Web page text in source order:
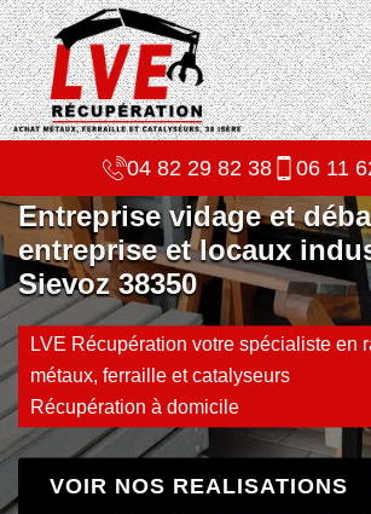
04 82 29 82 38 06 11
Entreprise vidage et
entreprise et locaux
Sievoz 38350
LVE Récupération votre spécialiste en
métaux, ferraille et catalyseurs
Récupération à domicile
VOIR NOS REALISATIONS